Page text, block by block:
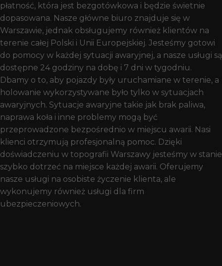
płatność, która jest bezgotówkowa i będzie świetnie
dopasowana. Nasze główne biuro znajduje się w
Warszawie, jednak obsługujemy również klientów na
terenie całej Polski i Unii Europejskiej. Jesteśmy gotowi
do pomocy w każdej sytuacji awaryjnej, a nasze usługi są
dostępne 24 godziny na dobę i 7 dni w tygodniu.
Dbamy o to, aby pojazdy były uruchamiane w terenie, a
holowanie wykorzystywane było tylko w sytuacjach
awaryjnych. Sytuacje awaryjne takie jak brak paliwa,
naprawa koła i inne problemy mogą być
przeprowadzone bezpośrednio w miejscu awarii. Nasi
klienci otrzymują profesjonalną pomoc. Dzięki
doświadczeniu w topografii Warszawy jesteśmy w stanie
szybko dotrzeć na miejsce każdej awarii. Oferujemy
nasze usługi na osobiste życzenie klienta, ale
wykonujemy również usługi dla firm
ubezpieczeniowych.